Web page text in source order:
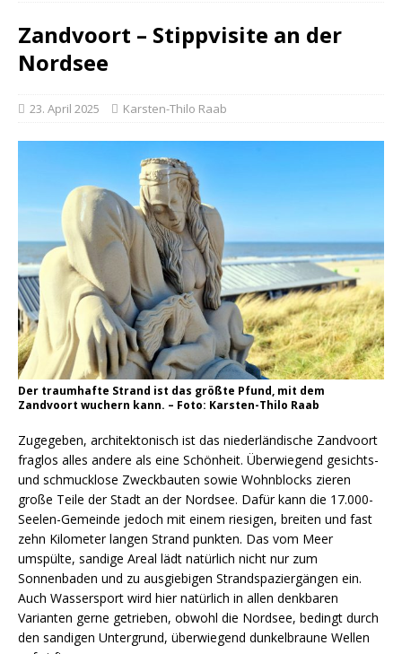
Zandvoort – Stippvisite an der
Nordsee
23. April 2025 Karsten-Thilo Raab
Der traumhafte Strand ist das größte Pfund, mit dem
Zandvoort wuchern kann. – Foto: Karsten-Thilo Raab
Zugegeben, architektonisch ist das niederländische Zandvoort
fraglos alles andere als eine Schönheit. Überwiegend gesichts-
und schmucklose Zweckbauten sowie Wohnblocks zieren
große Teile der Stadt an der Nordsee. Dafür kann die 17.000-
Seelen-Gemeinde jedoch mit einem riesigen, breiten und fast
zehn Kilometer langen Strand punkten. Das vom Meer
umspülte, sandige Areal lädt natürlich nicht nur zum
Sonnenbaden und zu ausgiebigen Strandspaziergängen ein.
Auch Wassersport wird hier natürlich in allen denkbaren
Varianten gerne getrieben, obwohl die Nordsee, bedingt durch
den sandigen Untergrund, überwiegend dunkelbraune Wellen